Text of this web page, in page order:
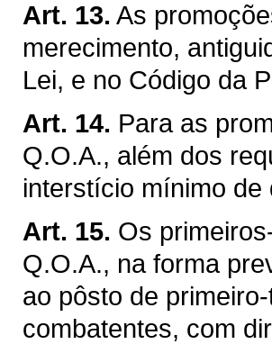
Art. 13. As
merecimento,
Lei, e no Código da
Art. 14. Para as
Q.O.A., além dos
interstício mínimo
Art. 15. Os
Q.O.A., na forma
ao pôsto de
combatentes, com